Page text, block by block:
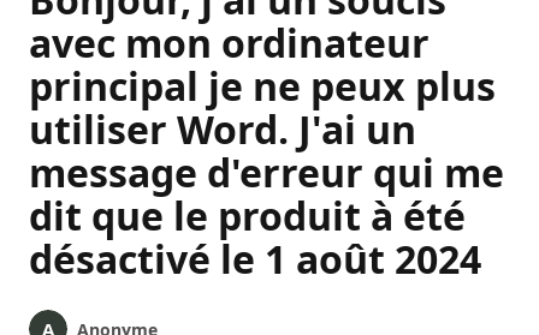
avec mon ordinateur
principal je ne peux plus
utiliser Word. J'ai un
message d'erreur qui me
dit que le produit à été
désactivé le 1 août 2024
Anonyme